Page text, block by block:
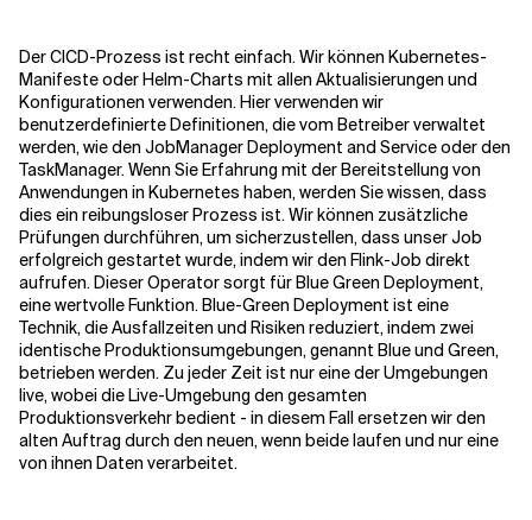
Der CICD-Prozess ist recht einfach. Wir können Kubernetes-
Manifeste oder Helm-Charts mit allen Aktualisierungen und
Konfigurationen verwenden. Hier verwenden wir
benutzerdefinierte Definitionen, die vom Betreiber verwaltet
werden, wie den JobManager Deployment and Service oder den
TaskManager. Wenn Sie Erfahrung mit der Bereitstellung von
Anwendungen in Kubernetes haben, werden Sie wissen, dass
dies ein reibungsloser Prozess ist. Wir können zusätzliche
Prüfungen durchführen, um sicherzustellen, dass unser Job
erfolgreich gestartet wurde, indem wir den Flink-Job direkt
aufrufen. Dieser Operator sorgt für Blue Green Deployment,
eine wertvolle Funktion. Blue-Green Deployment ist eine
Technik, die Ausfallzeiten und Risiken reduziert, indem zwei
identische Produktionsumgebungen, genannt Blue und Green,
betrieben werden. Zu jeder Zeit ist nur eine der Umgebungen
live, wobei die Live-Umgebung den gesamten
Produktionsverkehr bedient - in diesem Fall ersetzen wir den
alten Auftrag durch den neuen, wenn beide laufen und nur eine
von ihnen Daten verarbeitet.